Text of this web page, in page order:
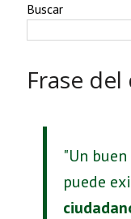
Buscar
Frase del
"Un
puede